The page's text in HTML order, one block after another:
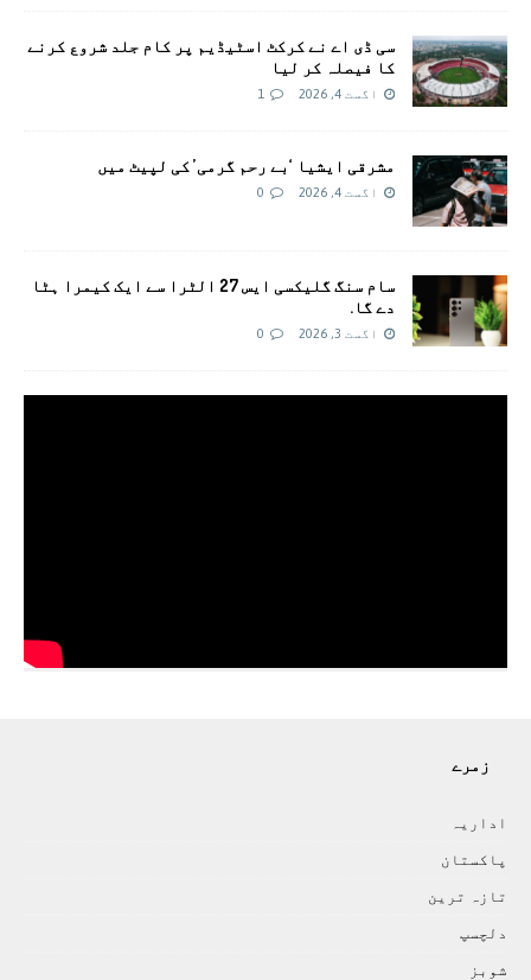
سی ڈی اے نے کرکٹ اسٹیڈیم پر کام جلد شروع کرنے
کا فیصلہ کر لیا
اگست 4, 2026 1
مشرقی ایشیا ‘بے رحم گرمی’ کی لپیٹ میں
اگست 4, 2026 0
سام سنگ گلیکسی ایس 27 الٹرا سے ایک کیمرا ہٹا
دے گا.
اگست 3, 2026 0
زمرے
اداريہ
پاکستان
تازہ ترين
دلچسپ
شوبز